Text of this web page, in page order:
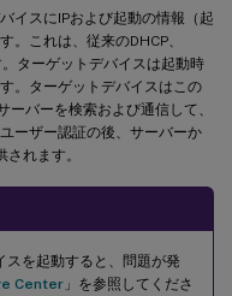
イスにIPおよび起動の情報（起
。これは、従来のDHCP、
ターゲットデバイスは起動時
。ターゲットデバイスはこの
バーを検索および通信して、
ーザー認証の後、サーバーか
れます。
スを起動すると、問題が発
Center 」を参照してくださ